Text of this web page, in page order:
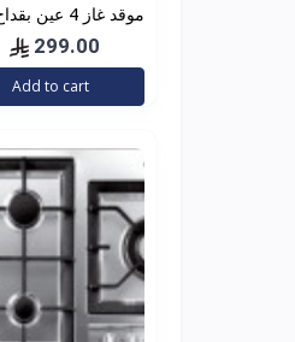
موقد غاز 4 عين
اشتعال ذاتي KRAWN
KW-38041
299.00
Add to cart